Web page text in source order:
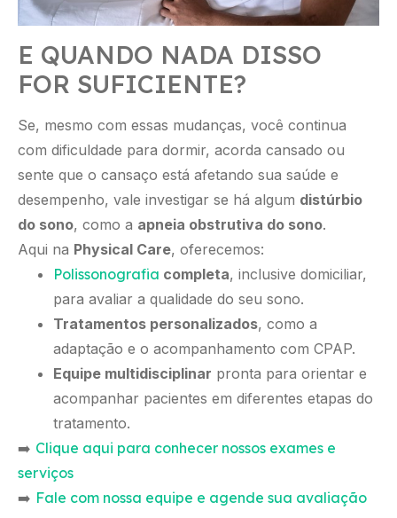
E QUANDO NADA DISSO
FOR SUFICIENTE?
Se, mesmo com essas mudanças, você continua
com dificuldade para dormir, acorda cansado ou
sente que o cansaço está afetando sua saúde e
desempenho, vale investigar se há algum distúrbio
do sono, como a apneia obstrutiva do sono.
Aqui na Physical Care, oferecemos:
Polissonografia completa, inclusive domiciliar,
para avaliar a qualidade do seu sono.
Tratamentos personalizados, como a
adaptação e o acompanhamento com CPAP.
Equipe multidisciplinar pronta para orientar e
acompanhar pacientes em diferentes etapas do
tratamento.
➡️ Clique aqui para conhecer nossos exames e
serviços
➡️ Fale com nossa equipe e agende sua avaliação